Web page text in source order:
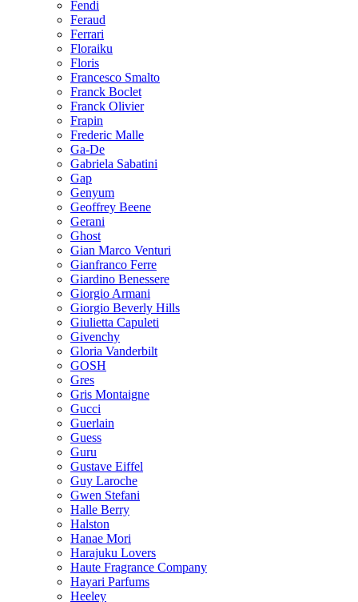
Fendi
Feraud
Ferrari
Floraiku
Floris
Francesco Smalto
Franck Boclet
Franck Olivier
Frapin
Frederic Malle
Ga-De
Gabriela Sabatini
Gap
Genyum
Geoffrey Beene
Gerani
Ghost
Gian Marco Venturi
Gianfranco Ferre
Giardino Benessere
Giorgio Armani
Giorgio Beverly Hills
Giulietta Capuleti
Givenchy
Gloria Vanderbilt
GOSH
Gres
Gris Montaigne
Gucci
Guerlain
Guess
Guru
Gustave Eiffel
Guy Laroche
Gwen Stefani
Halle Berry
Halston
Hanae Mori
Harajuku Lovers
Haute Fragrance Company
Hayari Parfums
Heeley